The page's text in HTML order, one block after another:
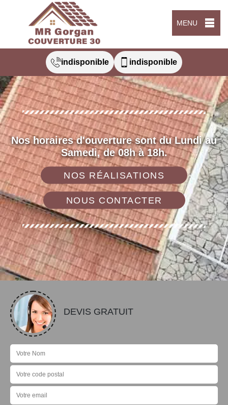
MENU
indisponible indisponible
Nos horaires d'ouverture sont du Lundi au
Samedi, de 08h à 18h.
NOS RÉALISATIONS
NOUS CONTACTER
DEVIS GRATUIT